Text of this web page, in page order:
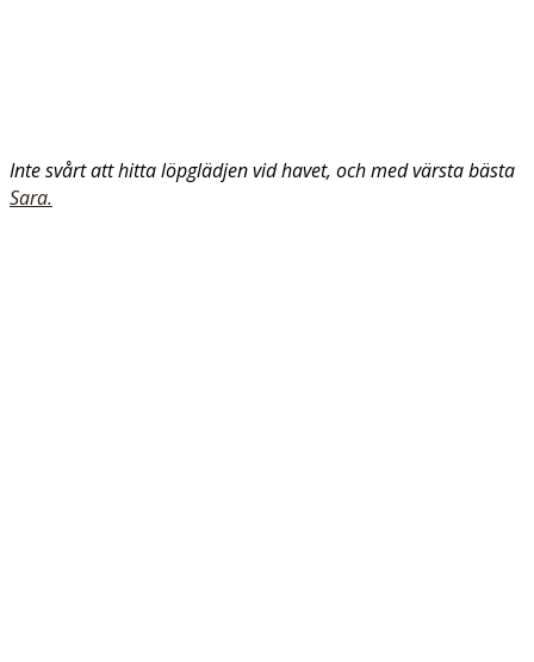
Inte svårt att hitta löpglädjen vid havet, och med värsta bästa
Sara.